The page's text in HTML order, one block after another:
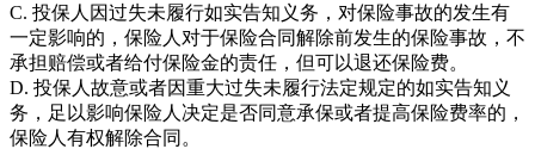
C. 投保人因过失未履行如实告知义务，对保险事故的发生有
一定影响的，保险人对于保险合同解除前发生的保险事故，不
承担赔偿或者给付保险金的责任，但可以退还保险费。
D. 投保人故意或者因重大过失未履行法定规定的如实告知义
务，足以影响保险人决定是否同意承保或者提高保险费率的，
保险人有权解除合同。